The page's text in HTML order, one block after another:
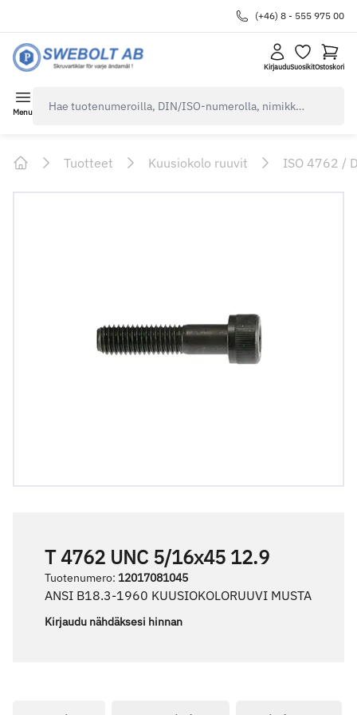
(+46) 8 - 555 975 00
KirjauduSuosikitOstoskori
Menu
Tuotteet Kuusiokolo ruuvit ISO 4762 /
T 4762 UNC 5/16x45 12.9
Tuotenumero: 12017081045
ANSI B18.3-1960 KUUSIOKOLORUUVI MUSTA
Kirjaudu nähdäksesi hinnan